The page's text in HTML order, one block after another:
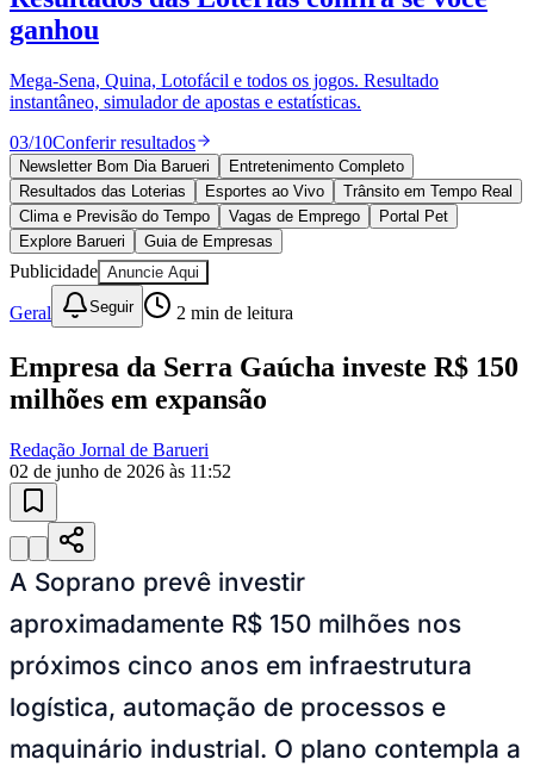
10 anos de JBnovo portalconfira as novidades
Esportes ao Vivo
atualizadas
Paulistão, Brasileirão, Champions League e mais. Placar em tempo
real, classificação e notícias esportivas.
04/10Acompanhar jogos
Resultados das Loterias
Esportes ao Vivo
Trânsito em Tempo Real
Clima e Previsão do Tempo
Vagas de Emprego
Explore Barueri
Guia de Empresas